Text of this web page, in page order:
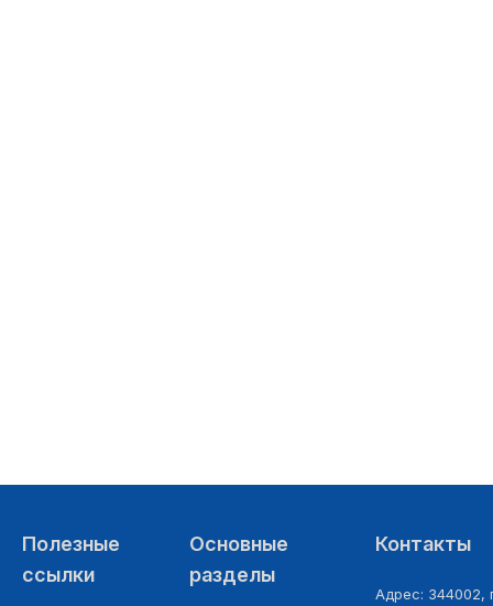
Полезные
ссылки
Основные
разделы
Контакты
Адрес: 344002,